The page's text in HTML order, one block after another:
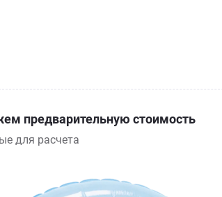
предварительную стоимость
для расчета